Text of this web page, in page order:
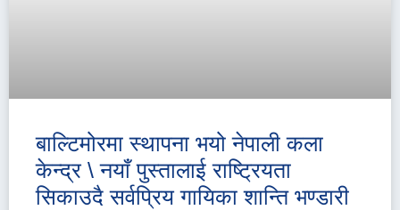
बाल्टिमोरमा स्थापना भयो नेपाली कला
केन्द्र \ नयाँ पुस्तालाई राष्ट्रियता
सिकाउदै सर्वप्रिय गायिका शान्ति भण्डारी